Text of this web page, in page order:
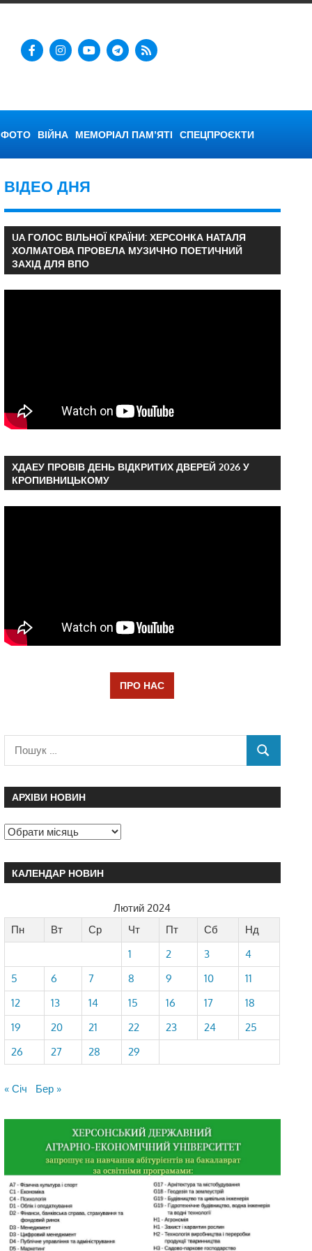
ФОТО ВІЙНА МЕМОРІАЛ ПАМ’ЯТІ СПЕЦПРОЄКТИ
ВІДЕО ДНЯ
UA ГОЛОС ВІЛЬНОЇ КРАЇНИ: ХЕРСОНКА НАТАЛЯ
ХОЛМАТОВА ПРОВЕЛА МУЗИЧНО ПОЕТИЧНИЙ
ЗАХІД ДЛЯ ВПО
ХДАЕУ ПРОВІВ ДЕНЬ ВІДКРИТИХ ДВЕРЕЙ 2026 У
КРОПИВНИЦЬКОМУ
ПРО НАС
АРХІВИ НОВИН
КАЛЕНДАР НОВИН
Лютий 2024
Пн
Вт Ср Чт Пт Сб
Нд
1
2 3
4
5
6 7 8 9 10
11
12
13 14 15 16 17
18
19
20 21 22 23 24
25
26
27 28 29
« Січ Бер »